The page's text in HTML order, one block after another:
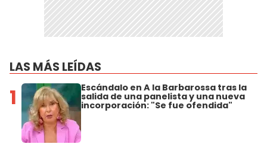
LAS MÁS LEÍDAS
1 Escándalo en A la Barbarossa tras la
salida de una panelista y una nueva
incorporación: "Se fue ofendida"